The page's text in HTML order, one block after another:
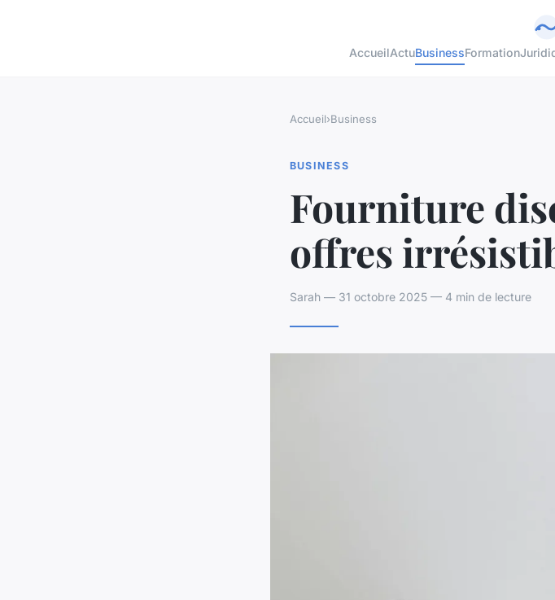
AccueilActuBusinessFormation
Accueil›Business
BUSINESS
Fourniture
offres
Sarah — 31 octobre 2025 — 4 min de lecture